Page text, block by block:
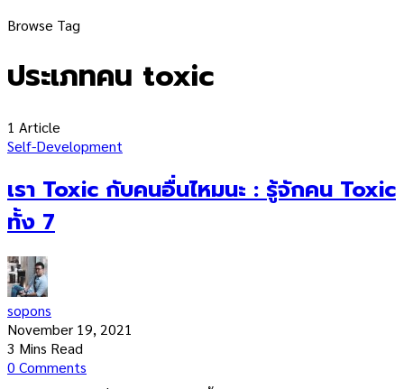
Browse Tag
ประเภทคน toxic
1 Article
Self-Development
เรา Toxic กับคนอื่นไหมนะ : รู้จักคน Toxic
ทั้ง 7
sopons
November 19, 2021
3 Mins Read
0 Comments